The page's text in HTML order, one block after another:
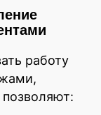
работу